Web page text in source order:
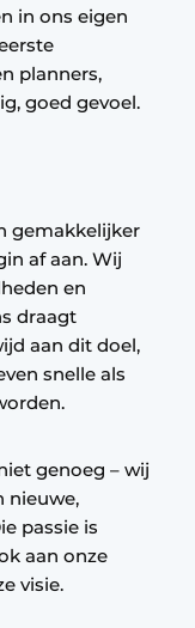
in ons eigen
planners,
goed gevoel.
gemakkelijker
af aan. Wij
en
draagt
aan dit doel,
snelle als
genoeg – wij
nieuwe,
passie is
aan onze
visie.